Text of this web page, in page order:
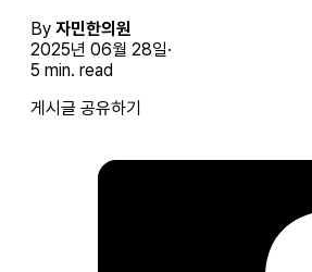
By 자민한의원
2025년 06월 28일
5 min. read
게시글 공유하기